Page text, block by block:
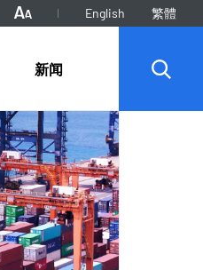
English 繁體
新闻